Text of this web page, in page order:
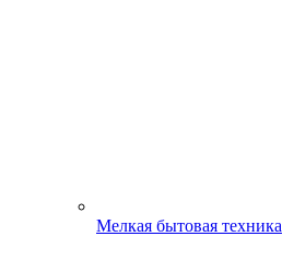
Мелкая бытовая техника